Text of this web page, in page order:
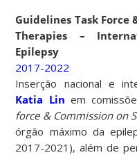
Guidelines Task Force
Therapies –
Epilepsy
2017-2022
Inserção nacional e
Katia Lin em
force & Commission on
órgão máximo da
2017-2021), além de